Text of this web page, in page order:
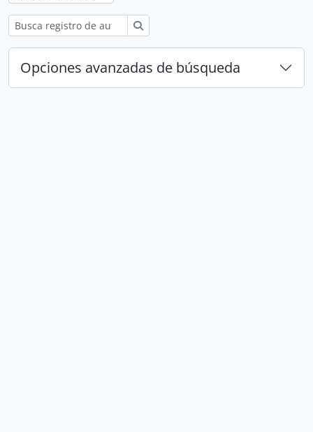
Opciones avanzadas de búsqueda